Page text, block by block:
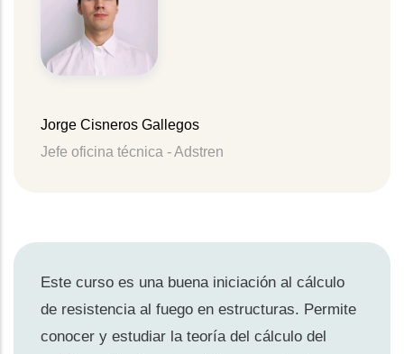
Jorge Cisneros Gallegos
Jefe oficina técnica - Adstren
Este curso es una buena iniciación al cálculo
de resistencia al fuego en estructuras. Permite
conocer y estudiar la teoría del cálculo del